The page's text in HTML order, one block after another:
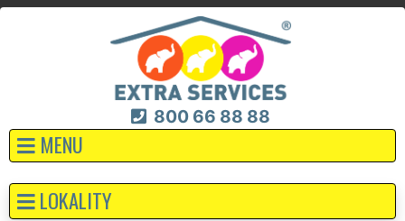
800 66 88 88
MENU
LOKALITY